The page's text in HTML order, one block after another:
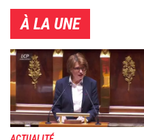
À LA UNE
Image